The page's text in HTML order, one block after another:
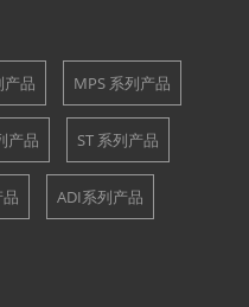
产品 MPS 系列产品
产品 ST 系列产品
ADI系列产品